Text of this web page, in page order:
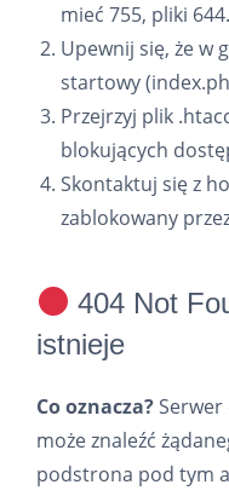
mieć 755, pliki 644.
Upewnij się, że w
startowy
Przejrzyj plik
blokujących
Skontaktuj się z
zablokowany
404 Not
istnieje
Co oznacza?Serwer
może znaleźć
podstrona pod tym